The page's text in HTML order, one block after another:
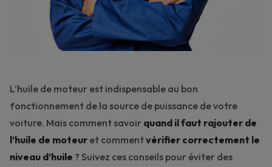
L’huile de moteur est indispensable au bon
fonctionnement de la source de puissance de votre
voiture. Mais comment savoir quand il faut rajouter de
l’huile de moteur et commentvérifier correctement le
niveau d’huile ? Suivez ces conseils pour éviter des